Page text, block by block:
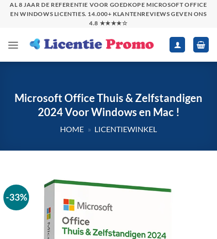
SkipAL 8 JAAR DE REFERENTIE VOOR GOEDKOPE MICROSOFT OFFICE
EN WINDOWS LICENTIES. 14.000+ KLANTENREVIEWS GEVEN ONS
4.8 ★★★★☆
Microsoft Office Thuis & Zelfstandigen
2024 Voor Windows en Mac !
HOME » LICENTIEWINKEL
-33%